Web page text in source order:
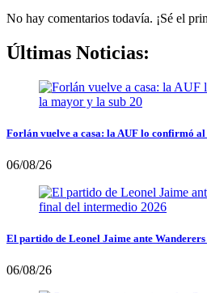
No hay comentarios todavía. ¡Sé el
Últimas Noticias:
Forlán vuelve a casa: la AUF lo confirmó
06/08/26
El partido de Leonel Jaime ante
06/08/26